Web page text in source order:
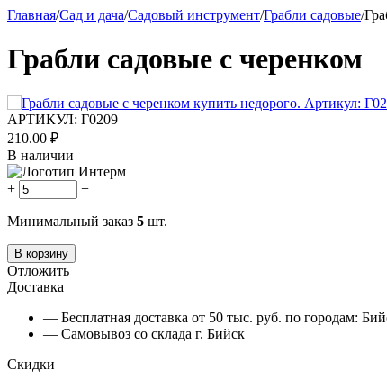
Главная/Сад и дача/Садовый инструмент/Грабли садовые/
Грабли садовые с черенком
АРТИКУЛ: Г0209
210.00 ₽
В наличии
+ −
Минимальный заказ 5 шт.
В корзину
Отложить
Доставка
— Бесплатная доставка от 50 тыс. руб. по городам:
— Самовывоз со склада г. Бийск
Скидки